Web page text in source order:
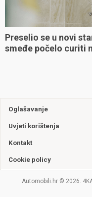
Preselio se u novi
smeđe počelo curiti
Oglašavanje
Uvjeti korištenja
Kontakt
Cookie policy
Automobili.hr © 2026.